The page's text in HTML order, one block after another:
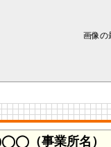
画像の
（事業所名）